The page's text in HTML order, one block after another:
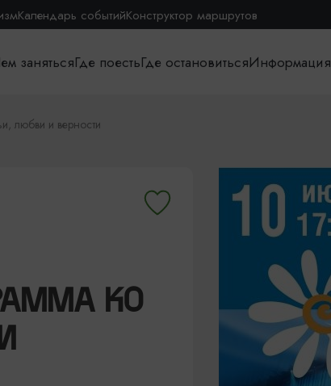
Календарь событийКонструктор маршрутов
занятьсяГде поестьГде остановитьсяИнформация
любви и верности
КО